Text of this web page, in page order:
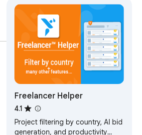
化分析。ランキング、評価、短い
説明の検索を行い、プレイスト
ア、グーグル検索エンジン結果ペ
ージにて確認。
Freelancer Helper
4.1
Project filtering by country, AI bid
generation, and productivity